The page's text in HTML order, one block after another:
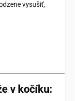
vysušiť,
v kočíku: